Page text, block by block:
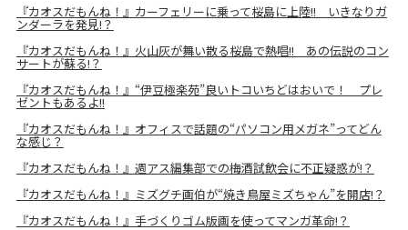
『カオスだもんね！』カーフェリーに乗って桜島に上陸!! いきなりガ
ンダーラを発見!？
『カオスだもんね！』火山灰が舞い散る桜島で熱唱!! あの伝説のコン
サートが蘇る!？
『カオスだもんね！』“伊豆極楽苑”良いトコいちどはおいで！ プレ
ゼントもあるよ!!
『カオスだもんね！』オフィスで話題の“パソコン用メガネ”ってどん
な感じ？
『カオスだもんね！』週アス編集部での梅酒試飲会に不正疑惑が!？
『カオスだもんね！』ミズグチ画伯が“焼き鳥屋ミズちゃん”を開店!？
『カオスだもんね！』手づくりゴム版画を使ってマンガ革命!？